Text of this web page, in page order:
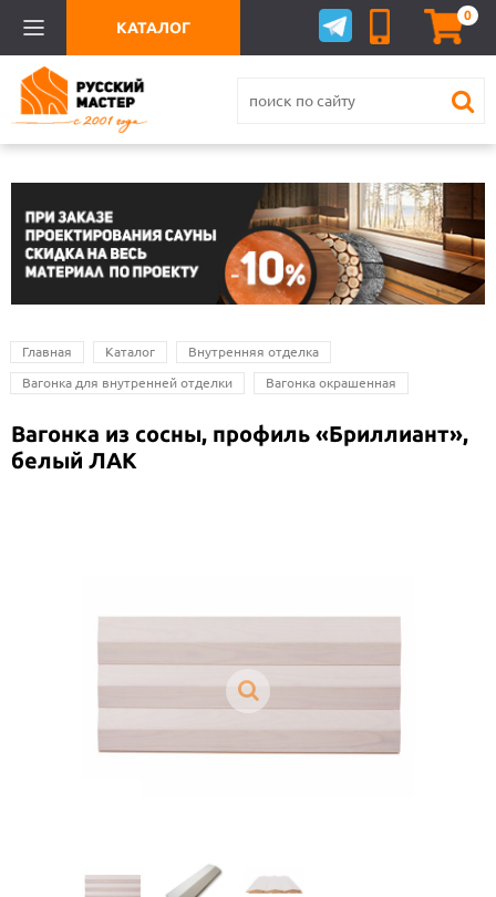
0
КАТАЛОГ
Главная Каталог Внутренняя отделка
Вагонка для внутренней отделки Вагонка окрашенная
Вагонка из сосны, профиль «Бриллиант»,
белый ЛАК